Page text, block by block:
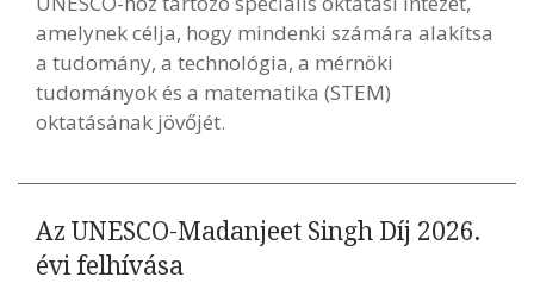
amelynek célja, hogy mindenki számára alakítsa
a tudomány, a technológia, a mérnöki
tudományok és a matematika (STEM)
oktatásának jövőjét.
Az UNESCO-Madanjeet Singh Díj 2026.
évi felhívása